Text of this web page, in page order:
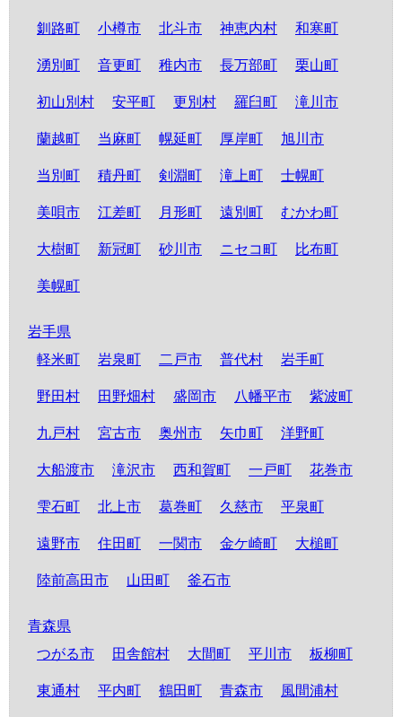
釧路町 小樽市 北斗市 神恵内村 和寒町
湧別町 音更町 稚内市 長万部町 栗山町
初山別村 安平町 更別村 羅臼町 滝川市
蘭越町 当麻町 幌延町 厚岸町 旭川市
当別町 積丹町 剣淵町 滝上町 士幌町
美唄市 江差町 月形町 遠別町 むかわ町
大樹町 新冠町 砂川市 ニセコ町 比布町
美幌町
岩手県
軽米町
岩泉町 二戸市 普代村 岩手町
野田村 田野畑村 盛岡市 八幡平市 紫波町
九戸村 宮古市 奥州市 矢巾町 洋野町
大船渡市 滝沢市 西和賀町 一戸町 花巻市
雫石町 北上市 葛巻町 久慈市 平泉町
遠野市 住田町 一関市 金ケ崎町 大槌町
陸前高田市 山田町 釜石市
青森県
つがる市
田舎館村 大間町 平川市 板柳町
東通村 平内町 鶴田町 青森市 風間浦村